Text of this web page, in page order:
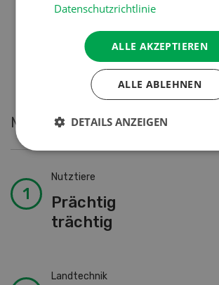
3of 3
Meistgelesene Artikel
Nutztiere
Prächtig
trächtig
Landtechnik
Datenschutzrichtlinie
ALLE AKZEPTIEREN
ALLE ABLEHNEN
DETAILS ANZEIGEN